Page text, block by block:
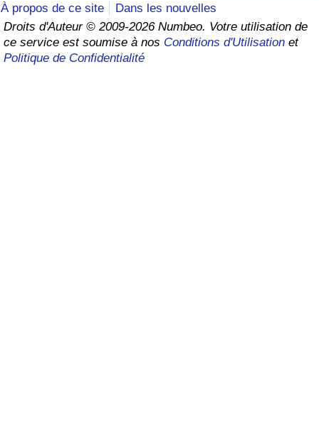
À propos de ce site
Dans les nouvelles
Droits d'Auteur © 2009-2026 Numbeo. Votre utilisation de
ce service est soumise à nos Conditions d'Utilisation et
Politique de Confidentialité
Indice de Criminalité (Actuel)
Indice de Criminalité